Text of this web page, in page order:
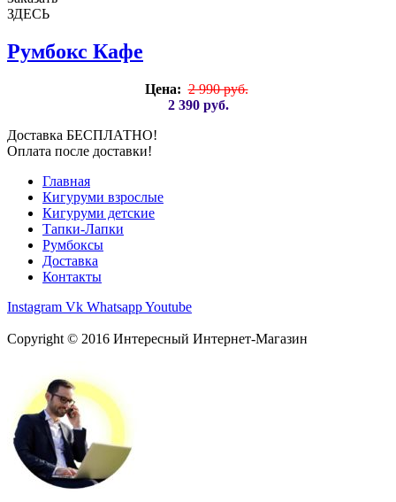
ЗДЕСЬ
Румбокс Кафе
Цена: 2 990 руб.
2 390 руб.
Доставка БЕСПЛАТНО!
Оплата после доставки!
Главная
Кигуруми взрослые
Кигуруми детские
Тапки-Лапки
Румбоксы
Доставка
Контакты
Instagram Vk WhatsappYoutube
Copyright © 2016 Интересный Интернет-Магазин